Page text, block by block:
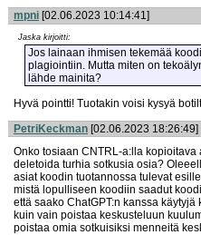
mpni [02.06.2023 10:14:41]
Jaska kirjoitti:
Jos lainaan ihmisen tekemää
plagiointiin. Mutta miten on
lähde mainita?
Hyvä pointti! Tuotakin voisi kysyä
PetriKeckman [02.06.2023 18:26:49]
Onko tosiaan CNTRL-a:lla
deletoida turhia sotkusia osia?
asiat koodin tuotannossa tulevat
mistä lopulliseen koodiin saadut
että saako ChatGPT:n kanssa
kuin vain poistaa keskusteluun
poistaa omia sotkuisiksi menneitä